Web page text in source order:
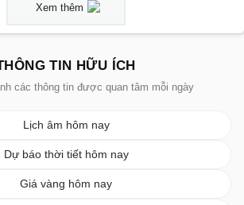
Xem thêm
TIN HỮU ÍCH
các thông tin được quan tâm mỗi ngày
Lịch âm hôm nay
Dự báo thời tiết hôm nay
Giá vàng hôm nay